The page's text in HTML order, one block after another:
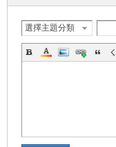
選擇主題分類